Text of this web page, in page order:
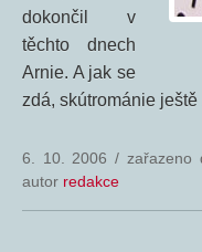
dokončil v
těchto dnech
Arnie. A jak se
zdá, skútrománie
6. 10. 2006 /
autor redakce